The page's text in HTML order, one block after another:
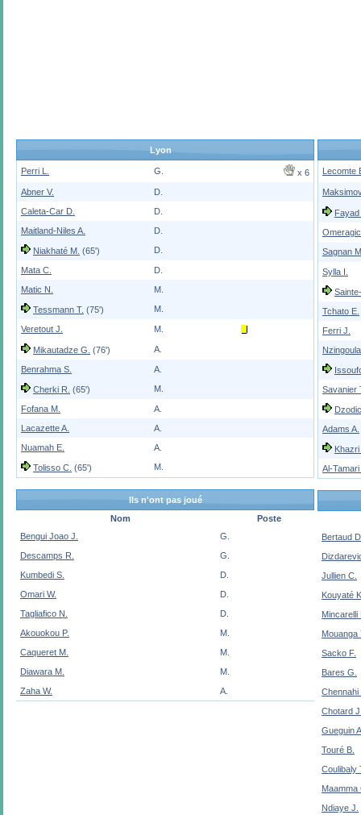
Lyon
Perri L. G.
x 6
Abner V.
D.
Caleta-Car D.
D.
Maitland-Niles A.
D.
Niakhaté M. (65') D.
Mata C.
D.
Matic N.
M.
Tessmann T. (75') M.
Veretout J. M.
Mikautadze G. (76') A.
Benrahma S. A.
Cherki R. (65') M.
Fofana M.
A.
Lacazette A.
A.
Nuamah E.
A.
Tolisso C. (65') M.
Ils n'ont pas joué
Nom
Poste
Bengui Joao J.
G.
Descamps R.
G.
Kumbedi S.
D.
Omari W.
D.
Tagliafico N.
D.
Akouokou P.
M.
Caqueret M.
M.
Diawara M.
M.
Zaha W.
A.
Lecomte
Fayad
Sagnan
Sylla I.
Tchato E.
Ferri J.
Savanier
Adams A.
Khazri
Al-Tamari
Bertaud
Jullien C.
Kouyaté
Mincarelli
Mouanga
Sacko F.
Bares G.
Chennahi
Chotard
Gueguin
Touré B.
Coulibaly
Maamma
Ndiaye J.